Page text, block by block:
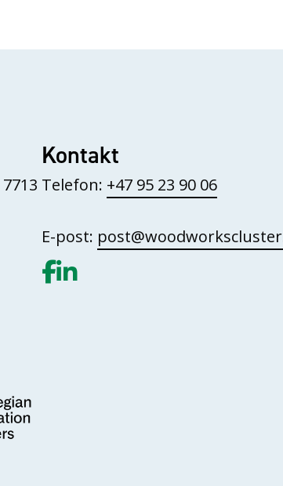
Kontakt
Telefon: +47 95 23 90 06
E-post:
Gå til vår Facebook
Gå til vår LinkedIn